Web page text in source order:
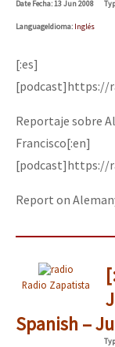
Mundo
La Sexta
Megaproyectos
Migración
ETIQUETAS
MULTIMEDIA
Dia 1: Encontro
[CDMX – 20 julio]
“Sonhando a Terra
Se o México sabe,
[25 abr – CDMX]
DateFecha: 13 Jun 2008
LanguageIdioma: Inglés
[:es]
[podcast]https://
Reportaje sobre
Francisco[:en]
[podcast]https://
Report on
Radio Zapatista
Spanish –